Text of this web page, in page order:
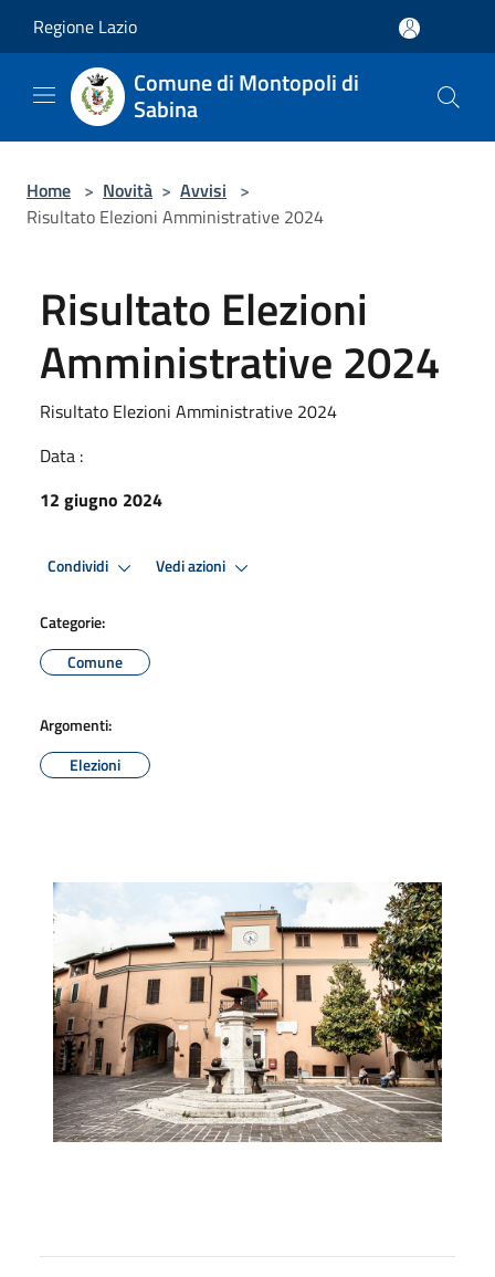
Regione Lazio
Comune di Montopoli di
Sabina
Home > Novità > Avvisi >
Risultato Elezioni Amministrative 2024
Risultato Elezioni
Amministrative 2024
Risultato Elezioni Amministrative 2024
Data :
12 giugno 2024
Condividi Vedi azioni
Categorie:
Comune
Argomenti:
Elezioni